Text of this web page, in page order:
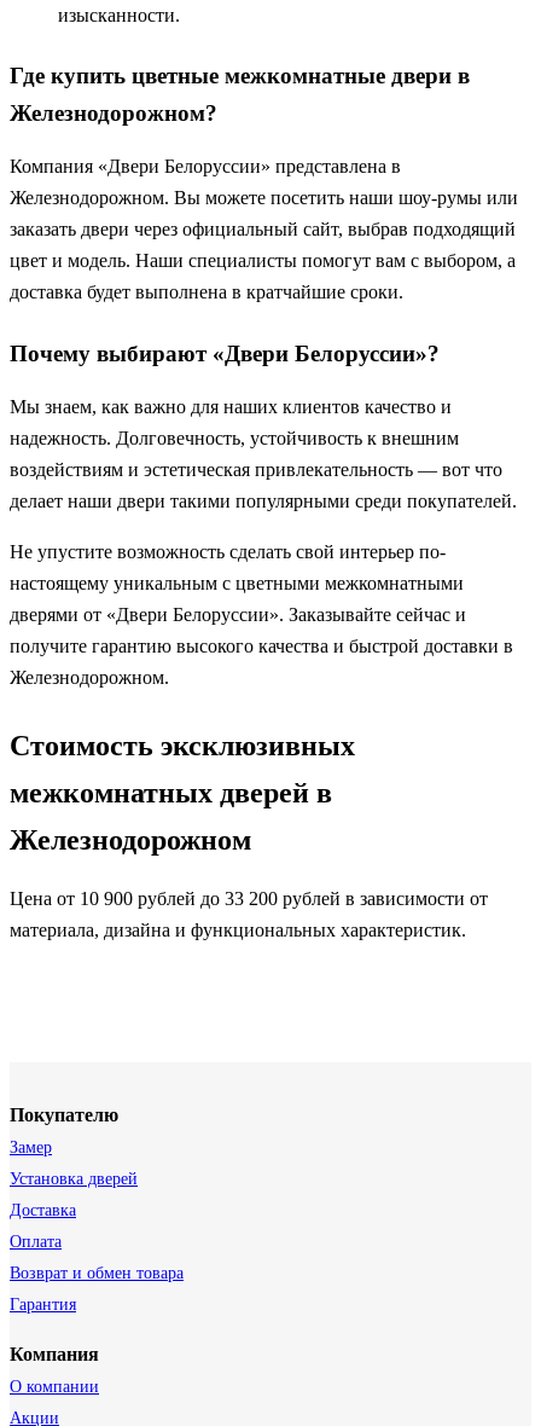
изысканности.
Где купить цветные межкомнатные двери в
Железнодорожном?
Компания «Двери Белоруссии» представлена в
Железнодорожном. Вы можете посетить наши шоу-румы или
заказать двери через официальный сайт, выбрав подходящий
цвет и модель. Наши специалисты помогут вам с выбором, а
доставка будет выполнена в кратчайшие сроки.
Почему выбирают «Двери Белоруссии»?
Мы знаем, как важно для наших клиентов качество и
надежность. Долговечность, устойчивость к внешним
воздействиям и эстетическая привлекательность — вот что
делает наши двери такими популярными среди покупателей.
Не упустите возможность сделать свой интерьер по-
настоящему уникальным с цветными межкомнатными
дверями от «Двери Белоруссии». Заказывайте сейчас и
получите гарантию высокого качества и быстрой доставки в
Железнодорожном.
Стоимость эксклюзивных
межкомнатных дверей в
Железнодорожном
Цена от 10 900 рублей до 33 200 рублей в зависимости от
материала, дизайна и функциональных характеристик.
Покупателю
Замер
Установка дверей
Доставка
Оплата
Возврат и обмен товара
Гарантия
Компания
О компании
Акции